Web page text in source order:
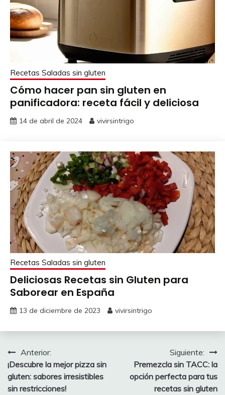
Recetas Saladas sin gluten
Cómo hacer pan sin gluten en
panificadora: receta fácil y deliciosa
14 de abril de 2024 vivirsintrigo
Recetas Saladas sin gluten
Deliciosas Recetas sin Gluten para
Saborear en España
13 de diciembre de 2023 vivirsintrigo
Navegación
de
entradas
Anterior:
¡Descubre la mejor pizza sin
gluten: sabores irresistibles
sin restricciones!
Siguiente:
Premezcla sin TACC: la
opción perfecta para tus
recetas sin gluten